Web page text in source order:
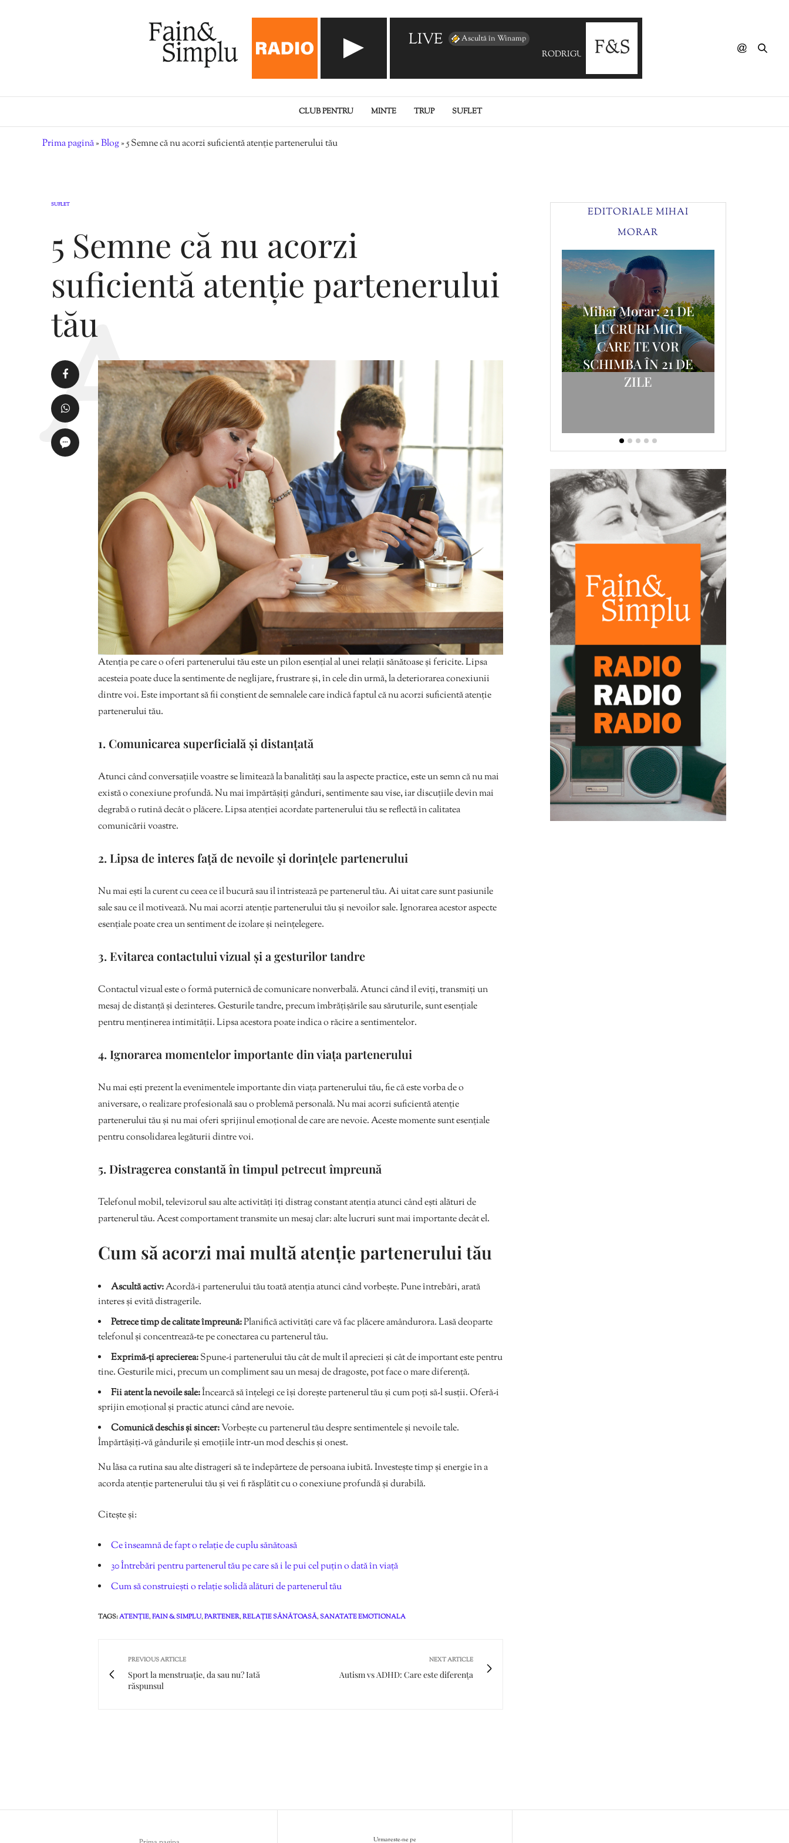
LIVE Ascultă în Winamp
RODRIGUEZ - No, You Can't (V'S Edit)
CLUB PENTRU MINTE TRUP SUFLET
Prima pagină»Blog»5 Semne că nu acorzi suficientă atenție partenerului tău
SUFLET
5 Semne că nu acorzi
suficientă atenție partenerului
tău
Atenția pe care o oferi partenerului tău este un pilon esențial al unei relații sănătoase și fericite. Lipsa
acesteia poate duce la sentimente de neglijare, frustrare și, în cele din urmă, la deteriorarea conexiunii
dintre voi. Este important să fii conștient de semnalele care indică faptul că nu acorzi suficientă atenție
partenerului tău.
1. Comunicarea superficială și distanțată
Atunci când conversațiile voastre se limitează la banalități sau la aspecte practice, este un semn că nu mai
există o conexiune profundă. Nu mai împărtășiți gânduri, sentimente sau vise, iar discuțiile devin mai
degrabă o rutină decât o plăcere. Lipsa atenției acordate partenerului tău se reflectă în calitatea
comunicării voastre.
2. Lipsa de interes față de nevoile și dorințele partenerului
Nu mai ești la curent cu ceea ce îl bucură sau îl întristează pe partenerul tău. Ai uitat care sunt pasiunile
sale sau ce îl motivează. Nu mai acorzi atenție partenerului tău și nevoilor sale. Ignorarea acestor aspecte
esențiale poate crea un sentiment de izolare și neînțelegere.
3. Evitarea contactului vizual și a gesturilor tandre
Contactul vizual este o formă puternică de comunicare nonverbală. Atunci când îl eviți, transmiți un
mesaj de distanță și dezinteres. Gesturile tandre, precum îmbrățișările sau săruturile, sunt esențiale
pentru menținerea intimității. Lipsa acestora poate indica o răcire a sentimentelor.
4. Ignorarea momentelor importante din viața partenerului
Nu mai ești prezent la evenimentele importante din viața partenerului tău, fie că este vorba de o
aniversare, o realizare profesională sau o problemă personală. Nu mai acorzi suficientă atenție
partenerului tău și nu mai oferi sprijinul emoțional de care are nevoie. Aceste momente sunt esențiale
pentru consolidarea legăturii dintre voi.
5. Distragerea constantă în timpul petrecut împreună
Telefonul mobil, televizorul sau alte activități îți distrag constant atenția atunci când ești alături de
partenerul tău. Acest comportament transmite un mesaj clar: alte lucruri sunt mai importante decât el.
Cum să acorzi mai multă atenție partenerului tău
Ascultă activ:Acordă-i partenerului tău toată atenția atunci când vorbește. Pune întrebări, arată
interes și evită distragerile.
Petrece timp de calitate împreună:Planifică activități care vă fac plăcere amândurora. Lasă deoparte
telefonul și concentrează-te pe conectarea cu partenerul tău.
Exprimă-ți aprecierea:Spune-i partenerului tău cât de mult îl apreciezi și cât de important este pentru
tine. Gesturile mici, precum un compliment sau un mesaj de dragoste, pot face o mare diferență.
Fii atent la nevoile sale:Încearcă să înțelegi ce își dorește partenerul tău și cum poți să-l susții. Oferă-i
sprijin emoțional și practic atunci când are nevoie.
Comunică deschis și sincer:Vorbește cu partenerul tău despre sentimentele și nevoile tale.
Împărtășiți-vă gândurile și emoțiile într-un mod deschis și onest.
Nu lăsa ca rutina sau alte distrageri să te îndepărteze de persoana iubită. Investește timp și energie în a
acorda atenție partenerului tău și vei fi răsplătit cu o conexiune profundă și durabilă.
Citește și:
Ce înseamnă de fapt o relație de cuplu sănătoasă
30 Întrebări pentru partenerul tău pe care să i le pui cel puțin o dată în viață
Cum să construiești o relație solidă alături de partenerul tău
TAGS:ATENȚIE,FAIN & SIMPLU,PARTENER,RELAȚIE SĂNĂTOASĂ,SANATATE EMOTIONALA
PREVIOUS ARTICLE
Sport la menstruație, da sau nu? Iată
răspunsul
NEXT ARTICLE
Autism vs ADHD: Care este diferența
EDITORIALE MIHAI
MORAR
Mihai Morar: 21 DE
LUCRURI MICI
CARE TE VOR
SCHIMBA ÎN 21 DE
ZILE
Urmareste-ne pe